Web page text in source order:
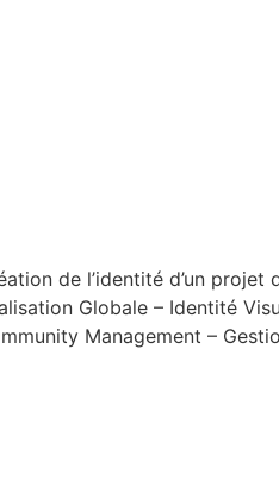
de l’identité d’un projet
Globale – Identité
Management –